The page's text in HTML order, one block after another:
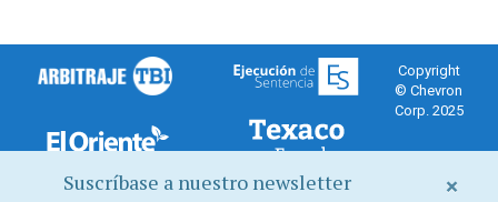
×
Suscríbase a nuestro newsletter
Copyright
© Chevron
Corp. 2025